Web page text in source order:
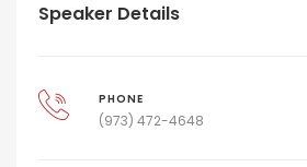
Speaker Details
PHONE
(973) 472-4648